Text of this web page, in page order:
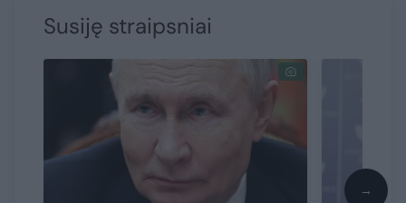
Susiję straipsniai
→